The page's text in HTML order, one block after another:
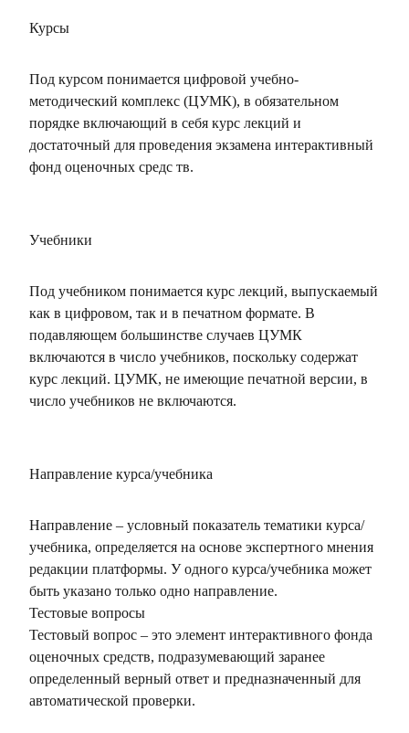
Курсы
Под курсом понимается цифровой учебно-
методический комплекс (ЦУМК), в обязательном
порядке включающий в себя курс лекций и
достаточный для проведения экзамена интерактивный
фонд оценочных средс тв.
Учебники
Под учебником понимается курс лекций, выпускаемый
как в цифровом, так и в печатном формате. В
подавляющем большинстве случаев ЦУМК
включаются в число учебников, поскольку содержат
курс лекций. ЦУМК, не имеющие печатной версии, в
число учебников не включаются.
Направление курса/учебника
Направление – условный показатель тематики курса/
учебника, определяется на основе экспертного мнения
редакции платформы. У одного курса/учебника может
быть указано только одно направление.
Тестовые вопросы
Тестовый вопрос – это элемент интерактивного фонда
оценочных средств, подразумевающий заранее
определенный верный ответ и предназначенный для
автоматической проверки.